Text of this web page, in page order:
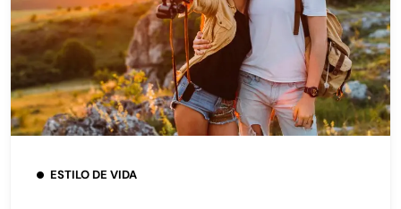
ESTILO DE VIDA